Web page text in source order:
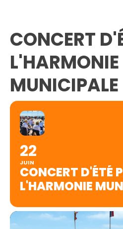
CONCERT
L'HARMONIE
MUNICIPALE
22
JUIN
CONCERT D'ÉTÉ
L'HARMONIE